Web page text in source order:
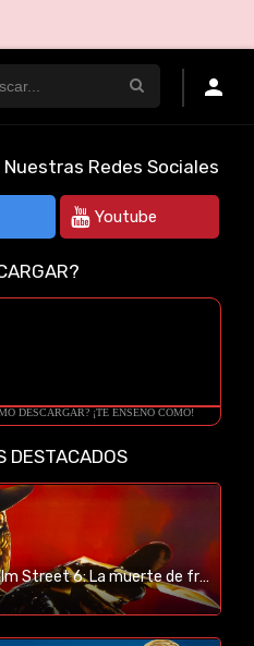
Nuestras Redes Sociales
Youtube
DESCARGAR? ¡TE ENSEÑO COMO!
DESTACADOS
Pesadilla en Elm Street 6: La muerte de freddy (1991) [BR-RIP] [HD-1080p]